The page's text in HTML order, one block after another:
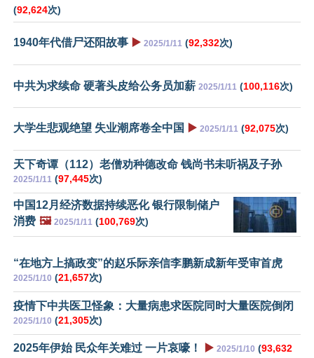
(92,624次)
1940年代借尸还阳故事 ▶️ 2025/1/11 (92,332次)
中共为求续命 硬著头皮给公务员加薪 2025/1/11 (100,116次)
大学生悲观绝望 失业潮席卷全中国 ▶️ 2025/1/11 (92,075次)
天下奇谭（112）老僧劝种德改命 钱尚书未听祸及子孙
2025/1/11 (97,445次)
中国12月经济数据持续恶化 银行限制储户
消费 🖼️ 2025/1/11 (100,769次)
“在地方上搞政变”的赵乐际亲信李鹏新成新年受审首虎
2025/1/10 (21,657次)
疫情下中共医卫怪象：大量病患求医院同时大量医院倒闭
2025/1/10 (21,305次)
2025年伊始 民众年关难过 一片哀嚎！ ▶️ 2025/1/10 (93,632